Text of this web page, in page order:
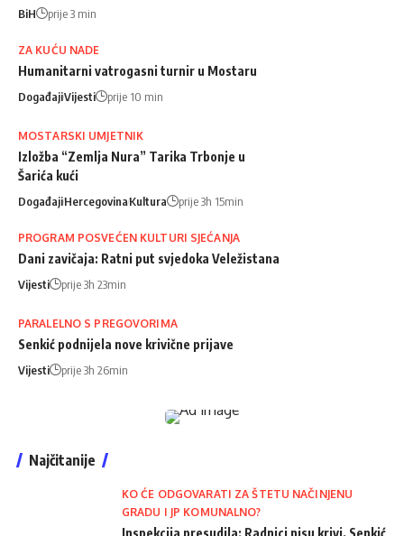
BiH prije 3 min
ZA KUĆU NADE
Humanitarni vatrogasni turnir u Mostaru
DogađajiVijesti prije 10 min
MOSTARSKI UMJETNIK
Izložba “Zemlja Nura” Tarika Trbonje u
Šarića kući
DogađajiHercegovinaKultura prije 3h 15min
PROGRAM POSVEĆEN KULTURI SJEĆANJA
Dani zavičaja: Ratni put svjedoka Veležistana
Vijesti prije 3h 23min
PARALELNO S PREGOVORIMA
Senkić podnijela nove krivične prijave
Vijesti prije 3h 26min
Najčitanije
KO ĆE ODGOVARATI ZA ŠTETU NAČINJENU
GRADU I JP KOMUNALNO?